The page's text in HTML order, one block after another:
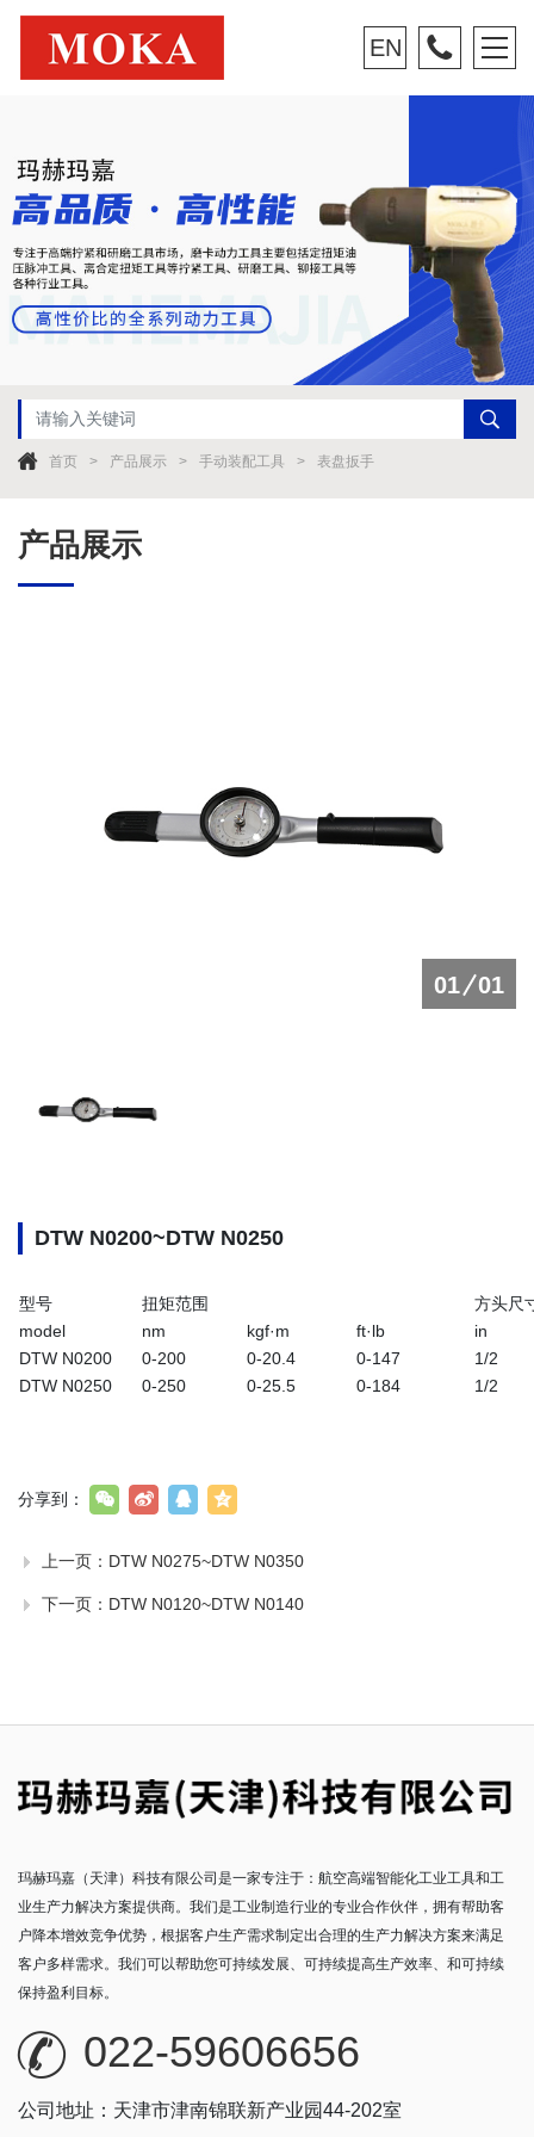
EN
首页 产品展示 手动装配工具 表盘扳手
产品展示
01 01
DTW N0200~DTW N0250
型号 扭矩范围
方头尺
model
nm kgf·m ft·lb
in
DTW N0200
0-200 0-20.4 0-147
1/2
DTW N0250
0-250 0-25.5 0-184 1/2
上一页： DTW N0275~DTW N0350
下一页： DTW N0120~DTW N0140
分享到：
玛赫玛嘉（天津）科技有限公司是一家专注于：航空高端智能化工业工具和工
业生产力解决方案提供商。我们是工业制造行业的专业合作伙伴，拥有帮助客
户降本增效竞争优势，根据客户生产需求制定出合理的生产力解决方案来满足
客户多样需求。我们可以帮助您可持续发展、可持续提高生产效率、和可持续
保持盈利目标。
022-59606656
公司地址：天津市津南锦联新产业园44-202室